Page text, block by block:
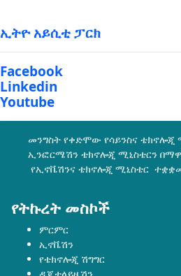
ኢትዮ አይሲቲ ፓርክ
Facebook
Linkedin
Youtube
መንግስት የቀድሞው የሳይንስና ቴክኖሎጂ
ኢንፎርሜሽን ቴክኖሎጂ ሚኒስቴርን
የኢኖቬሽንና ቴክኖሎጂ ሚኒስቴር
የትኩረት መስኮች
ምርምር
ኢኖቬሽን
የቴክኖሎጂ ሽግግር